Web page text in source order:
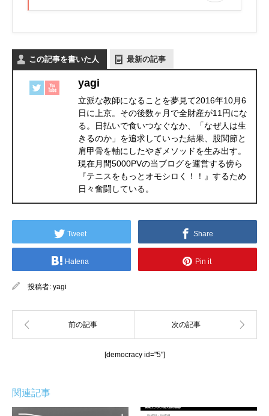
この記事を書いた人 最新の記事
yagi
立派な教師になることを夢見て2016年10月6
日に上京。その後数ヶ月で全財産が11円にな
る。日払いで食いつなぐなか、「なぜ人は生
きるのか」を追求していった結果、股関節と
肩甲骨を軸にしたやぎメソッドを生み出す。
現在月間5000PVの当ブログを運営する傍ら
『テニスをもっとオモシロく！！』するため
日々奮闘している。
Tweet Share
Hatena Pin it
投稿者: yagi
[democracy id="5"]
関連記事